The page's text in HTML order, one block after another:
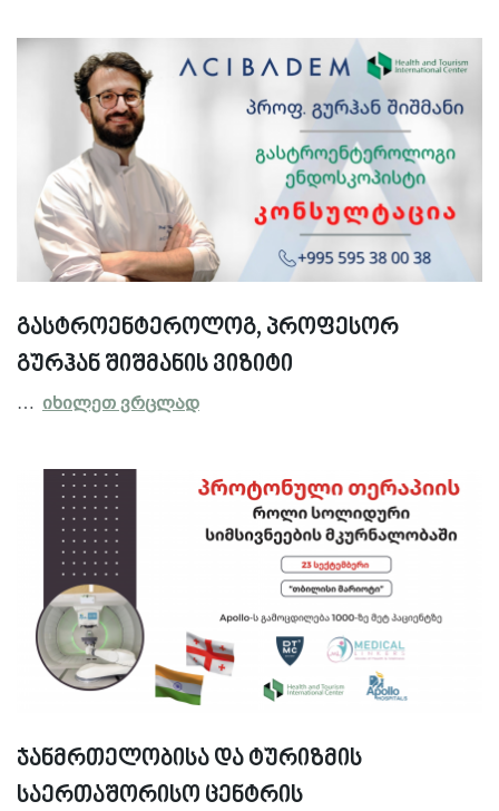
გასტროენტეროლოგ, პროფესორ
გურჰან შიშმანის ვიზიტი
… იხილეთ ვრცლად
ჯანმრთელობისა და ტურიზმის
საერთაშორისო ცენტრის